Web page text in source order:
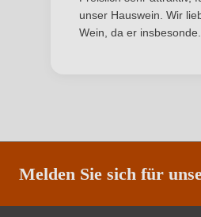
Weinart
unser Hauswein. Wir
Wein, da er insbesonde...
Melden Sie sich für